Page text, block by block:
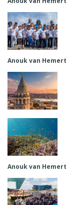
Anouk van Hemert
Anouk van Hemert